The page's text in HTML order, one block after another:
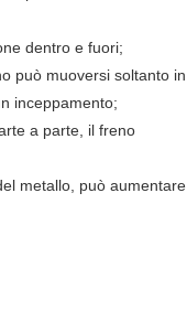
dentro e fuori;
può muoversi soltanto in
inceppamento;
a parte, il freno
metallo, può aumentare